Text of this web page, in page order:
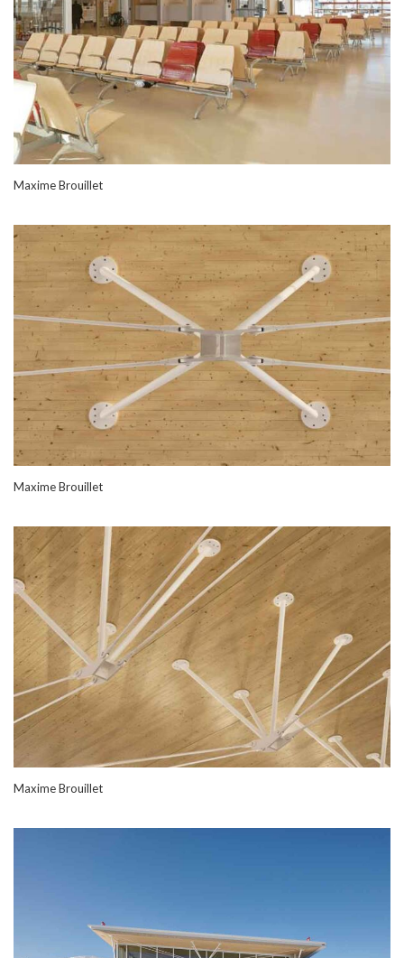
Maxime Brouillet
Maxime Brouillet
Maxime Brouillet